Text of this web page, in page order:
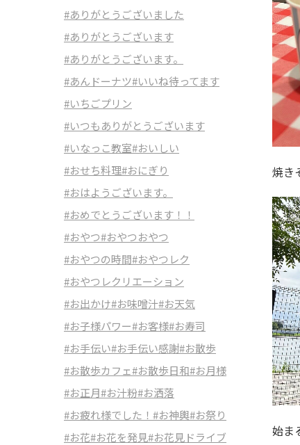
焼き
始ま
#ありがとうございました
#ありがとうございます
#ありがとうございます。
#あんドーナツ#いいね待ってます
#いちごプリン
#いつもありがとうございます
#いなっこ教室#おいしい
#おせち料理#おにぎり
#おはようございます。
#おめでとうございます！！
#おやつ#おやつおやつ
#おやつの時間#おやつレク
#おやつレクリエーション
#お出かけ#お味噌汁#お天気
#お子様パワー#お客様#お寿司
#お手伝い#お手伝い感謝#お散歩
#お散歩カフェ#お散歩日和#お月様
#お正月#お汁粉#お洒落
#お疲れ様でした！ #お神輿#お祭り
#お花#お花を発見#お花見ドライブ